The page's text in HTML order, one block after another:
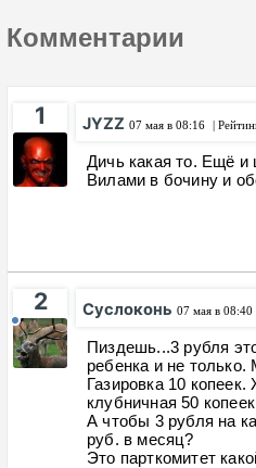
Комментарии
1 JYZZ 07 мая в 08:16 |
Дичь какая то. Ещё и
Вилами в бочину и
2 Суслоконь 07 мая в 08:40
Пиздешь...3 рубля
ребенка и не
Газировка 10
клубничная 50
А чтобы 3 рубля на
руб. в месяц?
Это парткомитет